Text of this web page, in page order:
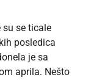
su se ticale
posledica
je sa
aprila. Nešto